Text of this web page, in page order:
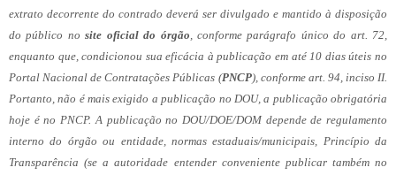
extrato decorrente do contrado deverá ser divulgado e mantido à disposição
do público nosite oficial do órgão , conforme parágrafo único do art. 72,
enquanto que, condicionou sua eficácia à publicação em até 10 dias úteis no
Portal Nacional de Contratações Públicas (PNCP), conforme art. 94, inciso II.
Portanto, não é mais exigido a publicação no DOU, a publicação obrigatória
hoje é no PNCP. A publicação no DOU/DOE/DOM depende de regulamento
interno do órgão ou entidade, normas estaduais/municipais, Princípio da
Transparência (se a autoridade entender conveniente publicar também no